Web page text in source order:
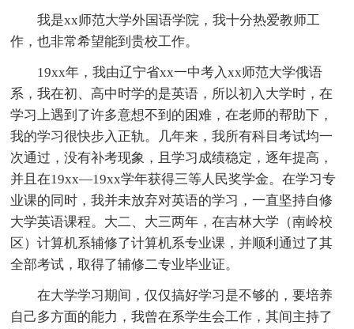
我是xx师范大学外国语学院，我十分热爱教师工
作，也非常希望能到贵校工作。
19xx年，我由辽宁省xx一中考入xx师范大学俄语
系，我在初、高中时学的是英语，所以初入大学时，在
学习上遇到了许多意想不到的困难，在老师的帮助下，
我的学习很快步入正轨。几年来，我所有科目考试均一
次通过，没有补考现象，且学习成绩稳定，逐年提高，
并且在19xx—19xx学年获得三等人民奖学金。在学习专
业课的同时，我并未放弃对英语的学习，一直坚持自修
大学英语课程。大二、大三两年，在吉林大学（南岭校
区）计算机系辅修了计算机系专业课，并顺利通过了其
全部考试，取得了辅修二专业毕业证。
在大学学习期间，仅仅搞好学习是不够的，要培养
自己多方面的能力，我曾在系学生会工作，其间主持了